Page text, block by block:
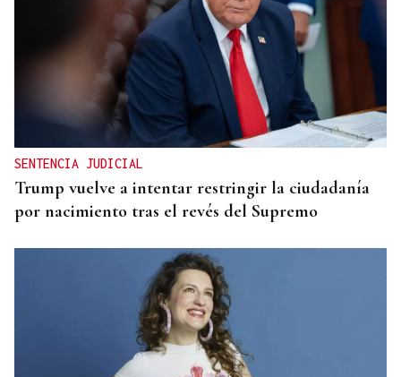
SENTENCIA JUDICIAL
Trump vuelve a intentar restringir la ciudadanía
por nacimiento tras el revés del Supremo